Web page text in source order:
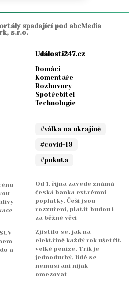
spadající pod abcMedia
s.r.o.
a
Události247.cz
Domácí
Komentáře
Rozhovory
Spotřebitel
Technologie
#válka na ukrajině
#covid-19
#pokuta
Od 1. října zavede známá
česká banka extrémní
poplatky. Češi jsou
rozzuřeni, platit budou i
za běžné věci
Zjistilo se, jak na
elektřině každý rok ušetřit
velké peníze. Trik je
jednoduchý, lidé se
nemusí ani nijak
omezovat